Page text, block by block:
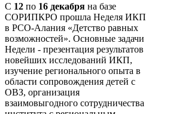
С 12 по 16 декабря на базе
СОРИПКРО прошла Неделя ИКП
в РСО-Алания «Детство равных
возможностей». Основные задачи
Недели - презентация результатов
новейших исследований ИКП,
изучение регионального опыта в
области сопровождения детей с
ОВЗ, организация
взаимовыгодного сотрудничества